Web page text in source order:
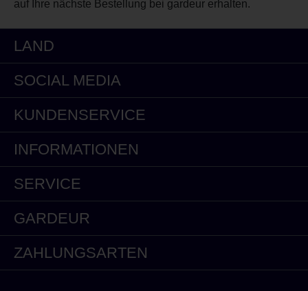
auf Ihre nächste Bestellung bei gardeur erhalten.
LAND
SOCIAL MEDIA
KUNDENSERVICE
INFORMATIONEN
SERVICE
GARDEUR
ZAHLUNGSARTEN